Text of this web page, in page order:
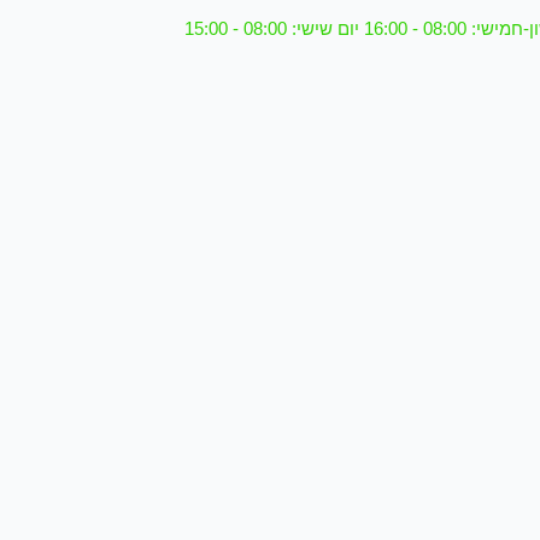
- 16:00 יום שישי: 08:00 - 15:00